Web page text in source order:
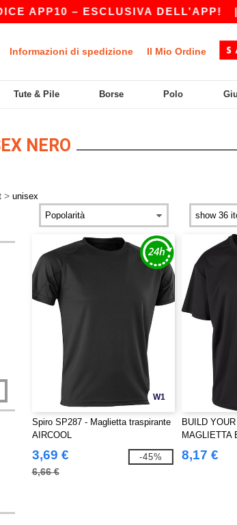
APP10 – ESCLUSIVA DELL’APP!|
Informazioni di spedizione Il Mio Ordine
Tute & Pile Borse Polo
NERO
> unisex
W1
Spiro SP287 - Maglietta traspirante
AIRCOOL
3,69 €
6,66 €
-45%
BUILD
MAGLIETTA
8,17 €